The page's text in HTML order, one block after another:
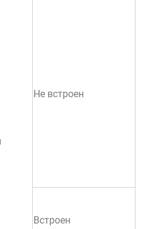
Не встроен
Встроен